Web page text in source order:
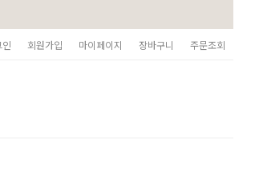
회원가입 마이페이지 장바구니 주문조회